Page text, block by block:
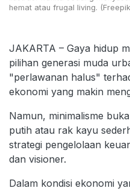
hemat atau frugal living.
JAKARTA – Gaya hidup
pilihan generasi muda
"perlawanan halus"
ekonomi yang makin
Namun, minimalisme
putih atau rak kayu
strategi pengelolaan
dan visioner.
Dalam kondisi ekonomi